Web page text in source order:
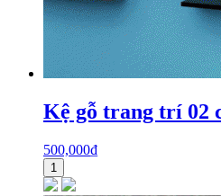
Kệ gỗ trang trí 02
500,000₫
1